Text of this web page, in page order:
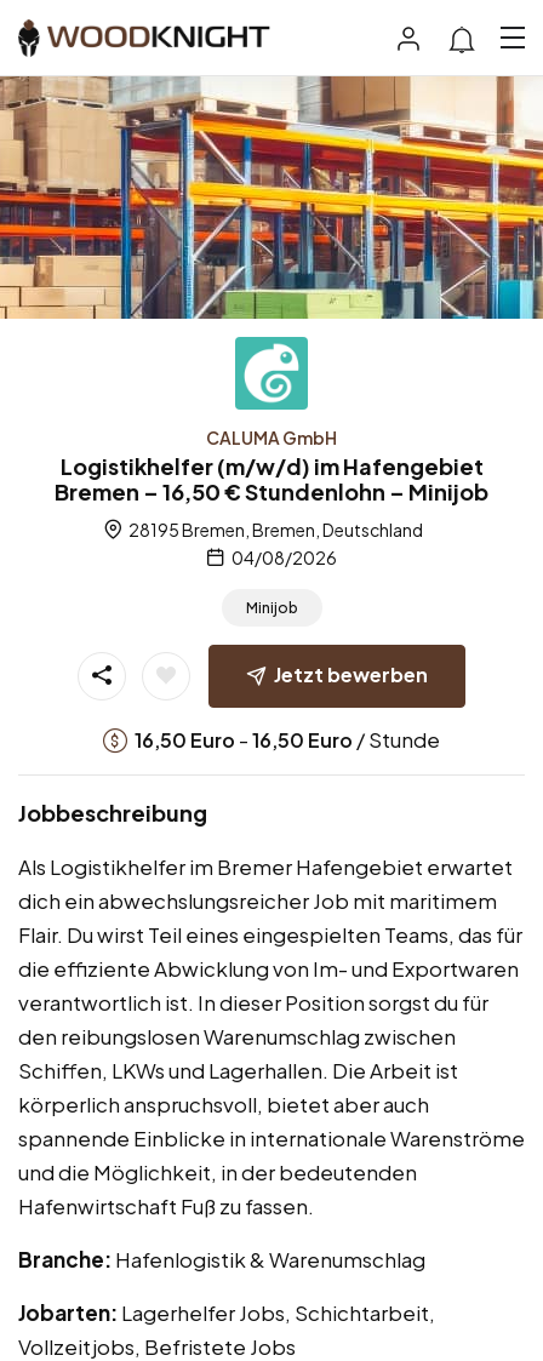
CALUMA GmbH
Logistikhelfer (m/w/d) im Hafengebiet
Bremen – 16,50 € Stundenlohn – Minijob
28195 Bremen, Bremen, Deutschland
04/08/2026
Minijob
Jetzt bewerben
16,50 Euro -16,50 Euro / Stunde
Jobbeschreibung
Als Logistikhelfer im Bremer Hafengebiet erwartet
dich ein abwechslungsreicher Job mit maritimem
Flair. Du wirst Teil eines eingespielten Teams, das für
die effiziente Abwicklung von Im- und Exportwaren
verantwortlich ist. In dieser Position sorgst du für
den reibungslosen Warenumschlag zwischen
Schiffen, LKWs und Lagerhallen. Die Arbeit ist
körperlich anspruchsvoll, bietet aber auch
spannende Einblicke in internationale Warenströme
und die Möglichkeit, in der bedeutenden
Hafenwirtschaft Fuß zu fassen.
Branche: Hafenlogistik & Warenumschlag
Jobarten: Lagerhelfer Jobs, Schichtarbeit,
Vollzeitjobs, Befristete Jobs